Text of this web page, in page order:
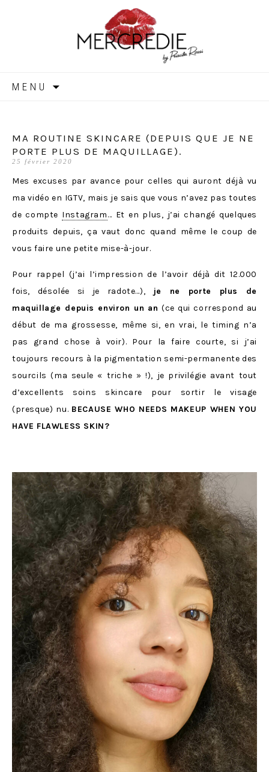
MERCREDIE
MENU
MA ROUTINE SKINCARE (DEPUIS QUE JE NE
PORTE PLUS DE MAQUILLAGE).
25 février 2020
Mes excuses par avance pour celles qui auront déjà vu
ma vidéo en IGTV, mais je sais que vous n’avez pas toutes
de compte Instagram… Et en plus, j’ai changé quelques
produits depuis, ça vaut donc quand même le coup de
vous faire une petite mise-à-jour.
Pour rappel (j’ai l’impression de l’avoir déjà dit 12.000
fois, désolée si je radote…),
je ne porte plus de
maquillage depuis environ un an (ce qui correspond au
début de ma grossesse, même si, en vrai, le timing n’a
pas grand chose à voir). Pour la faire courte, si j’ai
toujours recours à la pigmentation semi-permanente des
sourcils (ma seule « triche » !), je privilégie avant tout
d’excellents soins skincare pour sortir le visage
(presque) nu. BECAUSE WHO NEEDS MAKEUP WHEN YOU
HAVE FLAWLESS SKIN?